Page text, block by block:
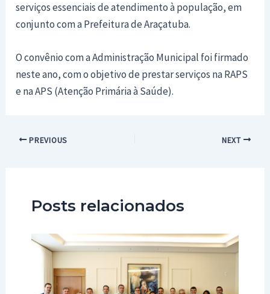
serviços essenciais de atendimento à população, em
conjunto com a Prefeitura de Araçatuba.
O convênio com a Administração Municipal foi firmado
neste ano, com o objetivo de prestar serviços na RAPS
e na APS (Atenção Primária à Saúde).
Post PREVIOUS NEXT
Posts relacionados